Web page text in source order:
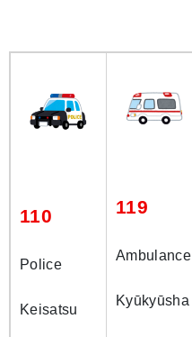
110
Police
Keisatsu
119
Ambulance
Kyūkyūsha